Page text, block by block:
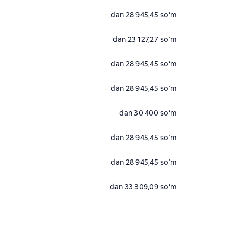
dan 28 945,45 soʻm
dan 23 127,27 soʻm
dan 28 945,45 soʻm
dan 28 945,45 soʻm
dan 30 400 soʻm
dan 28 945,45 soʻm
dan 28 945,45 soʻm
dan 33 309,09 soʻm